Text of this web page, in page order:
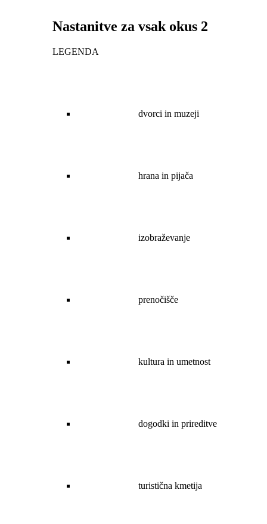
Nastanitve za vsak okus 2
LEGENDA
dvorci in muzeji
hrana in pijača
izobraževanje
prenočišče
kultura in umetnost
dogodki in prireditve
turistična kmetija